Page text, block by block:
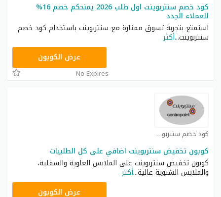
كود خصم سنتربوينت اول طلب 2026 يمنحكم خصم 16%
للعملاء الجدد
استمتع بتجربة تسوق ممتازة مع سنتربوينت باستخدام كود خصم
سنتربوينت...أكثر
عرض الكوبون
No Expires
كود خصم سنتربوينت كوبون
كوبون تخفيض سنتربوينت اضافي على كل الطلبيات
كوبون تخفيض سنتربوينت على الملابس العلوية والسفلية،
والملابس الشتوية عالية...أكثر
ASMARعرض الكوبون